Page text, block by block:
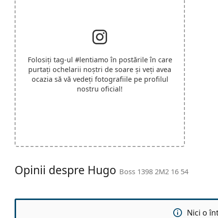
Folosiți tag-ul #lentiamo în postările în care
purtați ochelarii noștri de soare și veți avea
ocazia să vă vedeți fotografiile pe profilul
nostru oficial!
Opinii despre Hugo Boss 1398 2M2 16 54
Nici o